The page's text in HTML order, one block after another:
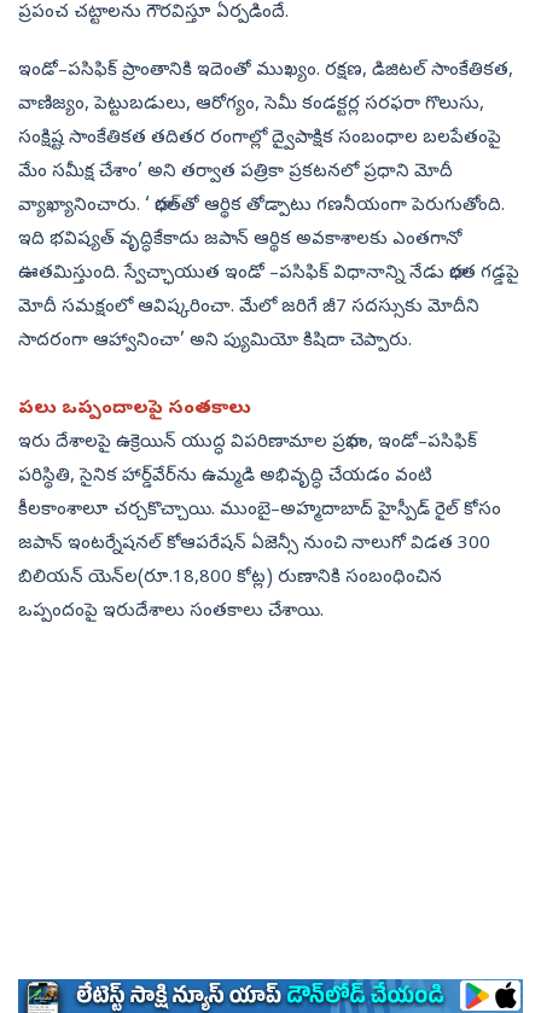
ప్రపంచ చట్టాలను గౌరవిస్తూ ఏర్పడిందే.
ఇండో–పసిఫిక్‌ ప్రాంతానికి ఇదెంతో ముఖ్యం. రక్షణ, డిజిటల్‌ సాంకేతికత,
వాణిజ్యం, పెట్టుబడులు, ఆరోగ్యం, సెమీ కండక్టర్ల సరఫరా గొలుసు,
సంక్షిష్ట సాంకేతికత తదితర రంగాల్లో ద్వైపాక్షిక సంబంధాల బలపేతంపై
మేం సమీక్ష చేశాం’ అని తర్వాత పత్రికా ప్రకటనలో ప్రధాని మోదీ
వ్యాఖ్యానించారు. ‘ భారత్‌తో ఆర్థిక తోడ్పాటు గణనీయంగా పెరుగుతోంది.
ఇది భవిష్యత్‌ వృద్ధికేకాదు జపాన్‌ ఆర్థిక అవకాశాలకు ఎంతగానో
ఊతమిస్తుంది. స్వేచ్ఛాయుత ఇండో –పసిఫిక్‌ విధానాన్ని నేడు భారత గడ్డపై
మోదీ సమక్షంలో ఆవిష్కరించా. మేలో జరిగే జీ7 సదస్సుకు మోదీని
సాదరంగా ఆహ్వానించా’ అని ప్యుమియో కిషిదా చెప్పారు.
పలు ఒప్పందాలపై సంతకాలు
ఇరు దేశాలపై ఉక్రెయిన్‌ యుద్ధ విపరిణామాల ప్రభావం, ఇండో–పసిఫిక్‌
పరిస్థితి, సైనిక హార్డ్‌వేర్‌ను ఉమ్మడి అభివృద్ధి చేయడం వంటి
కీలకాంశాలూ చర్చకొచ్చాయి. ముంబై–అహ్మదాబాద్‌ హైస్పీడ్‌ రైల్‌ కోసం
జపాన్‌ ఇంటర్నేషనల్‌ కోఆపరేషన్‌ ఏజెన్సీ నుంచి నాలుగో విడత 300
బిలియన్‌ యెన్‌ల(రూ.18,800 కోట్ల) రుణానికి సంబంధించిన
ఒప్పందంపై ఇరుదేశాలు సంతకాలు చేశాయి.